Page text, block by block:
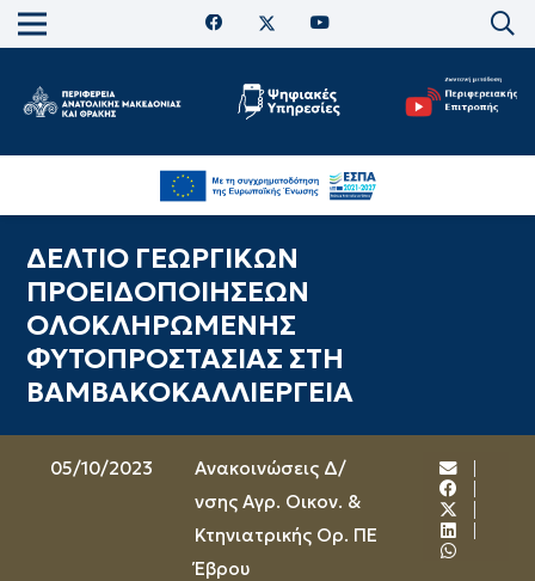
ΔΕΛΤΙΟ ΓΕΩΡΓΙΚΩΝ
ΠΡΟΕΙΔΟΠΟΙΗΣΕΩΝ
ΟΛΟΚΛΗΡΩΜΕΝΗΣ
ΦΥΤΟΠΡΟΣΤΑΣΙΑΣ ΣΤΗ
ΒΑΜΒΑΚΟΚΑΛΛΙΕΡΓΕΙΑ
05/10/2023
Ανακοινώσεις Δ/
νσης Αγρ. Οικον. &
Κτηνιατρικής Ορ. ΠΕ
Έβρου